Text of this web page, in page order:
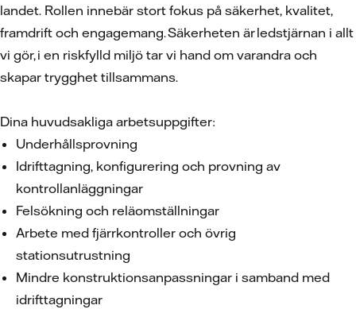
landet. Rollen innebär stort fokus på säkerhet, kvalitet,
framdrift och engagemang. Säkerheten är ledstjärnan i allt
vi gör, i en riskfylld miljö tar vi hand om varandra och
skapar trygghet tillsammans.
Dina huvudsakliga arbetsuppgifter:
Underhållsprovning
Idrifttagning, konfigurering och provning av
kontrollanläggningar
Felsökning och reläomställningar
Arbete med fjärrkontroller och övrig
stationsutrustning
Mindre konstruktionsanpassningar i samband med
idrifttagningar